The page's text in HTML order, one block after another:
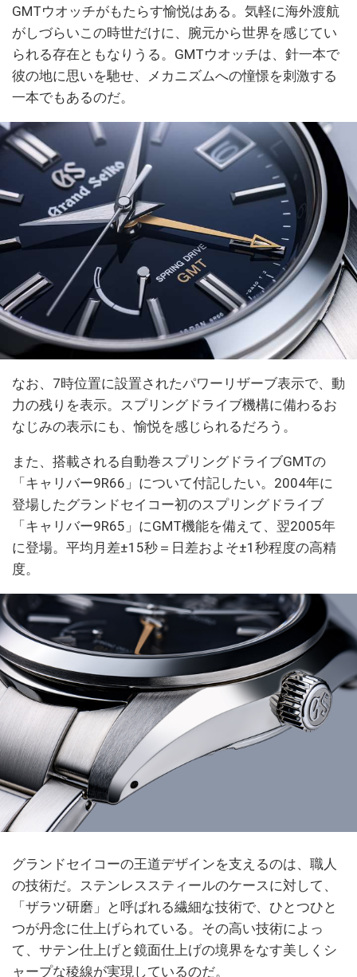
GMTウオッチがもたらす愉悦はある。気軽に海外渡航
がしづらいこの時世だけに、腕元から世界を感じてい
られる存在ともなりうる。GMTウオッチは、針一本で
彼の地に思いを馳せ、メカニズムへの憧憬を刺激する
一本でもあるのだ。
なお、7時位置に設置されたパワーリザーブ表示で、動
力の残りを表示。スプリングドライブ機構に備わるお
なじみの表示にも、愉悦を感じられるだろう。
また、搭載される自動巻スプリングドライブGMTの
「キャリバー9R66」について付記したい。2004年に
登場したグランドセイコー初のスプリングドライブ
「キャリバー9R65」にGMT機能を備えて、翌2005年
に登場。平均月差±15秒＝日差およそ±1秒程度の高精
度。
グランドセイコーの王道デザインを支えるのは、職人
の技術だ。ステンレススティールのケースに対して、
「ザラツ研磨」と呼ばれる繊細な技術で、ひとつひと
つが丹念に仕上げられている。その高い技術によっ
て、サテン仕上げと鏡面仕上げの境界をなす美しくシ
ャープな稜線が実現しているのだ。